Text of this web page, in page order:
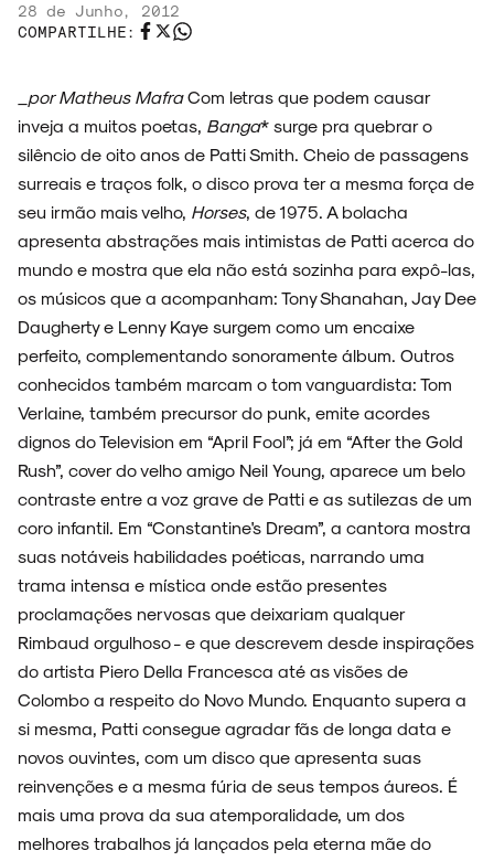
ARQUIVO
ENTREVISTAS
28 de Junho, 2012
COMPARTILHE:
_por Matheus MafraCom letras que podem causar
inveja a muitos poetas, Banga* surge pra quebrar o
silêncio de oito anos de Patti Smith. Cheio de passagens
surreais e traços folk, o disco prova ter a mesma força de
seu irmão mais velho, Horses, de 1975. A bolacha
apresenta abstrações mais intimistas de Patti acerca do
mundo e mostra que ela não está sozinha para expô-las,
os músicos que a acompanham: Tony Shanahan, Jay Dee
Daugherty e Lenny Kaye surgem como um encaixe
perfeito, complementando sonoramente álbum. Outros
conhecidos também marcam o tom vanguardista: Tom
Verlaine, também precursor do punk, emite acordes
dignos do Television em “April Fool”; já em “After the Gold
Rush”, cover do velho amigo Neil Young, aparece um belo
contraste entre a voz grave de Patti e as sutilezas de um
coro infantil. Em “Constantine's Dream”, a cantora mostra
suas notáveis habilidades poéticas, narrando uma
trama intensa e mística onde estão presentes
proclamações nervosas que deixariam qualquer
Rimbaud orgulhoso - e que descrevem desde inspirações
do artista Piero Della Francesca até as visões de
Colombo a respeito do Novo Mundo. Enquanto supera a
si mesma, Patti consegue agradar fãs de longa data e
novos ouvintes, com um disco que apresenta suas
reinvenções e a mesma fúria de seus tempos áureos. É
mais uma prova da sua atemporalidade, um dos
melhores trabalhos já lançados pela eterna mãe do